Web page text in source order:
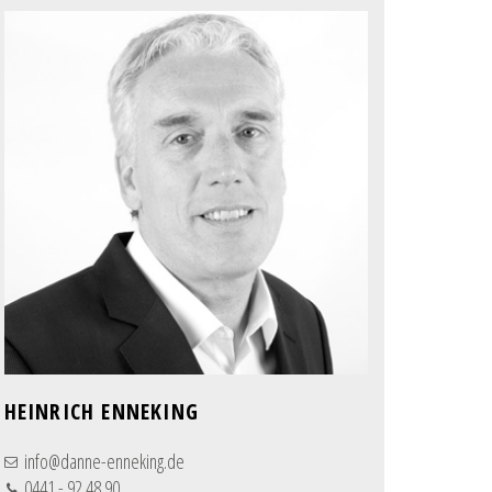
HEINRICH ENNEKING
info@danne-enneking.de